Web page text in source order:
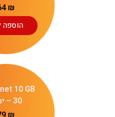
₪
הוספה
10 GB
– 30 ימים